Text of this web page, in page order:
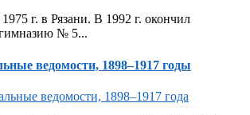
г. в Рязани. В 1992 г. окончил
№ 5...
ведомости, 1898–1917 годы